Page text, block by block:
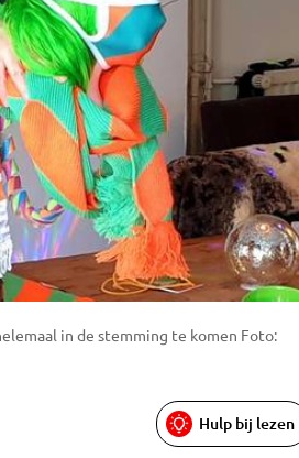
in de stemming te komen Foto:
Hulp bij lezen